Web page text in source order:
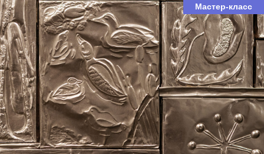
Мастер-класс
ДИЗАЙНNAAU
АНО «ТВОРЧЕСКОЕ
СООБЩЕСТВО МИРА»
© 2026
ПОЛИТИКА
КОНФИДЕНЦИАЛЬНОСТИ
И ДОКУМЕНТЫ